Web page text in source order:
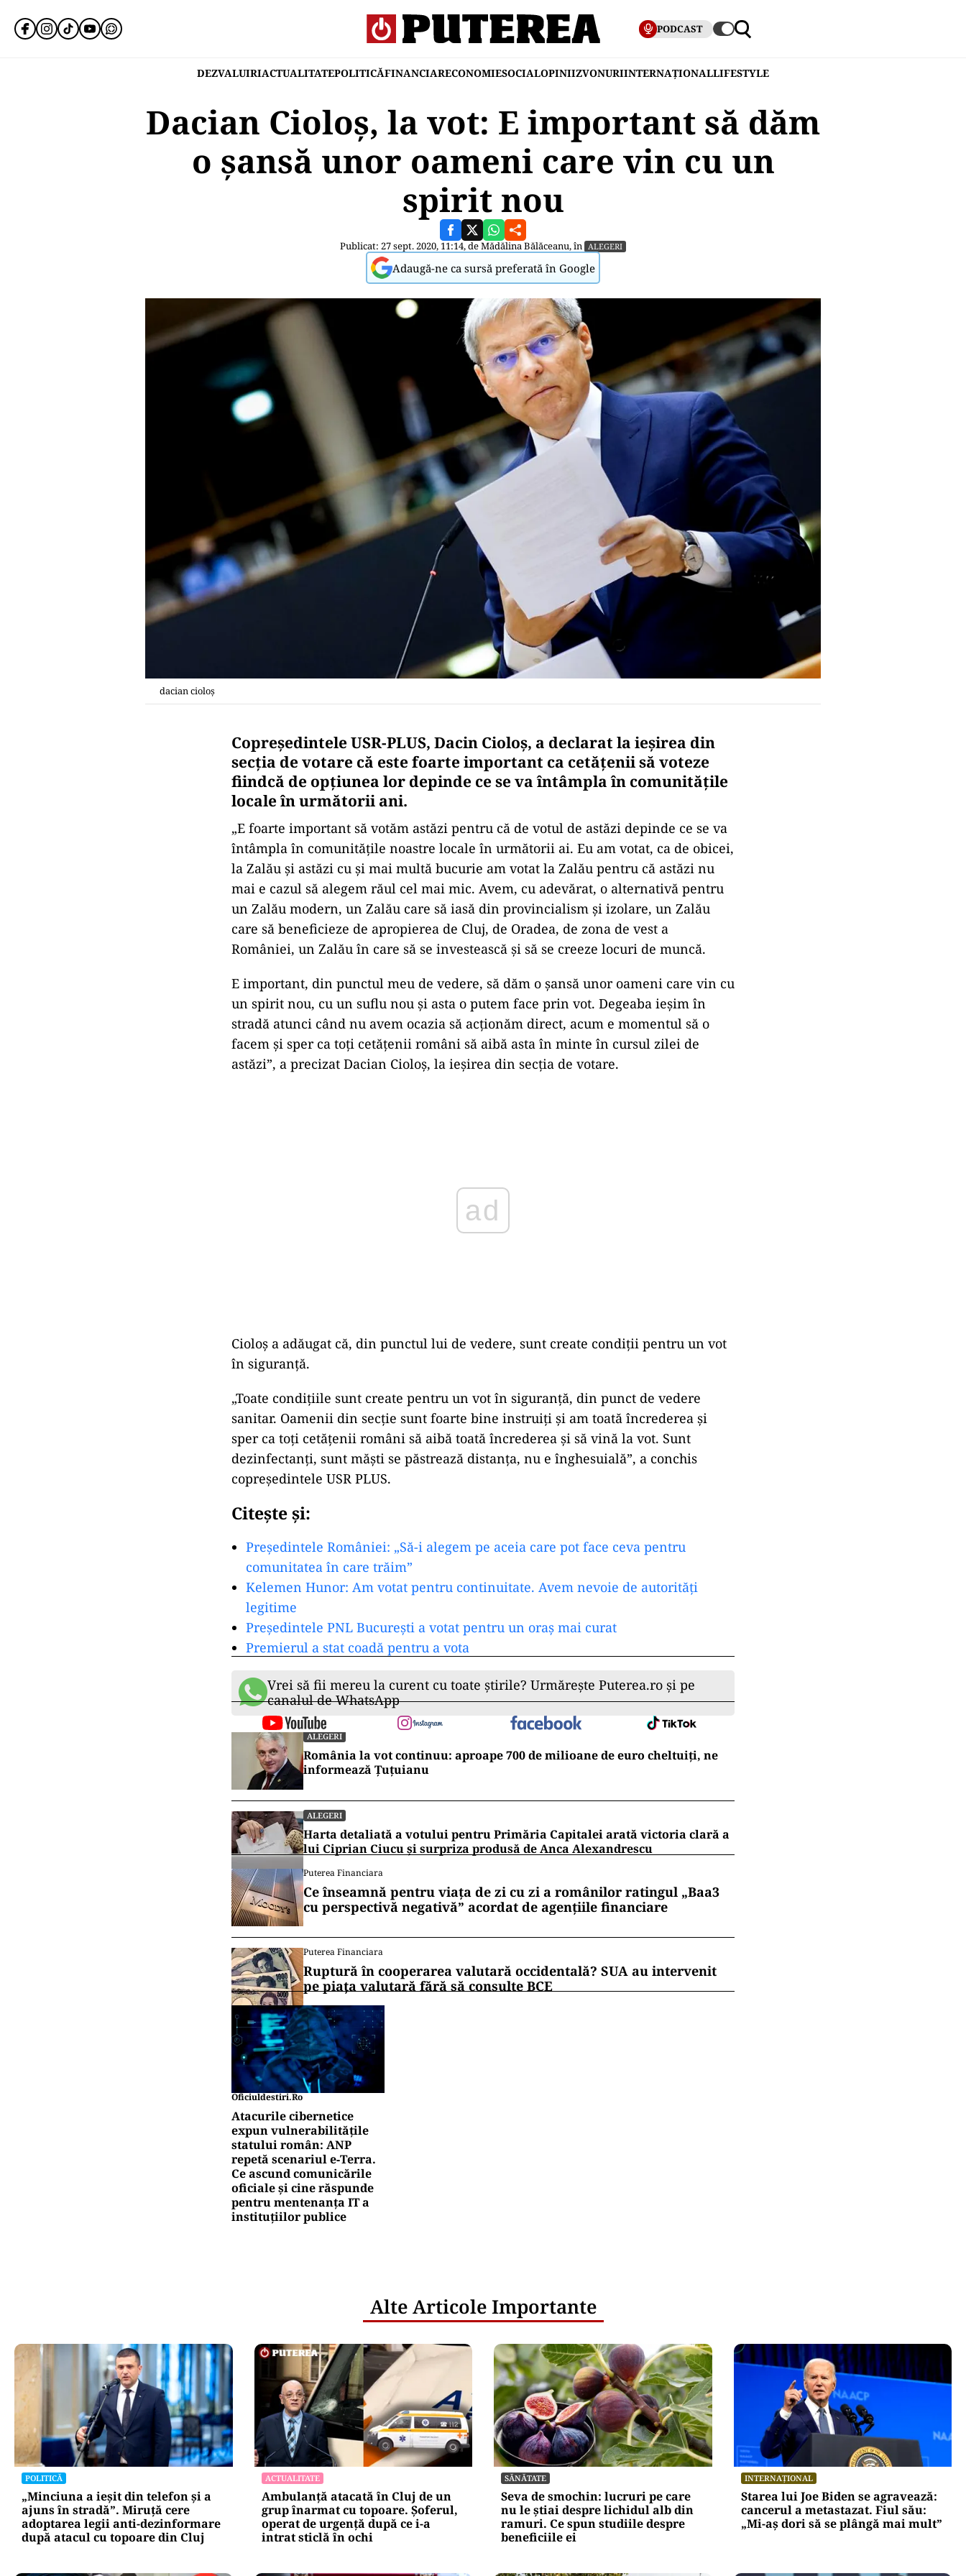
PODCAST
DEZVALUIRIACTUALITATEPOLITICĂFINANCIARECONOMIESOCIALOPINIIZVONURIINTERNAȚIONALLIFESTYLE
Dacian Cioloș, la vot: E important să dăm
o șansă unor oameni care vin cu un
spirit nou
Publicat: 27 sept. 2020, 11:14, deMădălina Bălăceanu, în ALEGERI
Adaugă-ne ca sursă preferată în Google
dacian cioloș
Copreședintele USR-PLUS, Dacin Cioloș, a declarat la ieșirea din
secția de votare că este foarte important ca cetățenii să voteze
fiindcă de opțiunea lor depinde ce se va întâmpla în comunitățile
locale în următorii ani.
„E foarte important să votăm astăzi pentru că de votul de astăzi depinde ce se va
întâmpla în comunităţile noastre locale în următorii ai. Eu am votat, ca de obicei,
la Zalău şi astăzi cu şi mai multă bucurie am votat la Zalău pentru că astăzi nu
mai e cazul să alegem răul cel mai mic. Avem, cu adevărat, o alternativă pentru
un Zalău modern, un Zalău care să iasă din provincialism şi izolare, un Zalău
care să beneficieze de apropierea de Cluj, de Oradea, de zona de vest a
României, un Zalău în care să se investească şi să se creeze locuri de muncă.
E important, din punctul meu de vedere, să dăm o şansă unor oameni care vin cu
un spirit nou, cu un suflu nou şi asta o putem face prin vot. Degeaba ieşim în
stradă atunci când nu avem ocazia să acţionăm direct, acum e momentul să o
facem şi sper ca toţi cetăţenii români să aibă asta în minte în cursul zilei de
astăzi”, a precizat Dacian Cioloş, la ieşirea din secţia de votare.
Cioloș a adăugat că, din punctul lui de vedere, sunt create condiţii pentru un vot
în siguranţă.
„Toate condiţiile sunt create pentru un vot în siguranţă, din punct de vedere
sanitar. Oamenii din secţie sunt foarte bine instruiţi şi am toată încrederea şi
sper ca toţi cetăţenii români să aibă toată încrederea şi să vină la vot. Sunt
dezinfectanţi, sunt măşti se păstrează distanţa, nu e înghesuială”, a conchis
copreşedintele USR PLUS.
Citește și:
Președintele României: „Să-i alegem pe aceia care pot face ceva pentru
comunitatea în care trăim”
Kelemen Hunor: Am votat pentru continuitate. Avem nevoie de autorități
legitime
Președintele PNL București a votat pentru un oraș mai curat
Premierul a stat coadă pentru a vota
Vrei să fii mereu la curent cu toate știrile? Urmărește Puterea.ro și pe
canalul de WhatsApp
ALEGERI
România la vot continuu: aproape 700 de milioane de euro cheltuiți, ne
informează Țuțuianu
ALEGERI
Harta detaliată a votului pentru Primăria Capitalei arată victoria clară a
lui Ciprian Ciucu și surpriza produsă de Anca Alexandrescu
Puterea Financiara
Ce înseamnă pentru viața de zi cu zi a românilor ratingul „Baa3
cu perspectivă negativă” acordat de agențiile financiare
Puterea Financiara
Ruptură în cooperarea valutară occidentală? SUA au intervenit
pe piața valutară fără să consulte BCE
Oficiuldestiri.ro
Atacurile cibernetice
expun vulnerabilitățile
statului român: ANP
repetă scenariul e‑Terra.
Ce ascund comunicările
oficiale și cine răspunde
pentru mentenanța IT a
instituțiilor publice
Alte Articole Importante
POLITICĂ
„Minciuna a ieșit din telefon și a
ajuns în stradă”. Miruță cere
adoptarea legii anti-dezinformare
după atacul cu topoare din Cluj
ACTUALITATE
Ambulanță atacată în Cluj de un
grup înarmat cu topoare. Șoferul,
operat de urgență după ce i-a
intrat sticlă în ochi
SĂNĂTATE
Seva de smochin: lucruri pe care
nu le știai despre lichidul alb din
ramuri. Ce spun studiile despre
beneficiile ei
INTERNAȚIONAL
Starea lui Joe Biden se agravează:
cancerul a metastazat. Fiul său:
„Mi-aș dori să se plângă mai mult”